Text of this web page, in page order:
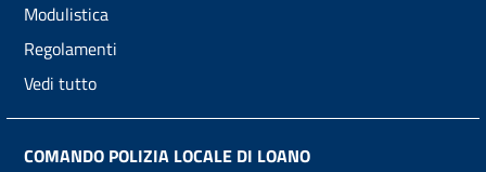
Modulistica
Regolamenti
Vedi tutto
COMANDO POLIZIA LOCALE DI LOANO